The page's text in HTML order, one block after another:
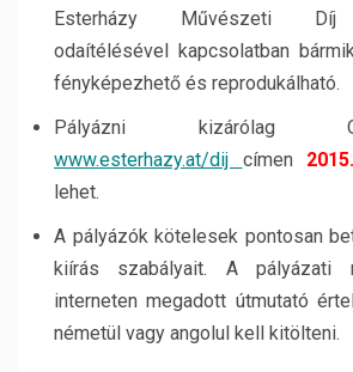
Esterházy Művészeti Díj
odaítélésével kapcsolatban
fényképezhető és reprodukálható.
Pályázni kizárólag
www.esterhazy.at/dij címen
lehet.
A pályázók kötelesek pontosan
kiírás szabályait. A pályázati
interneten megadott útmutató
németül vagy angolul kell kitölteni.